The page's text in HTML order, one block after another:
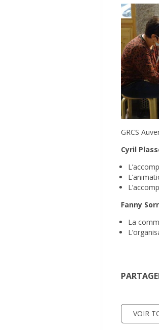
GRCS
Cyril
Fanny
La
VOIR